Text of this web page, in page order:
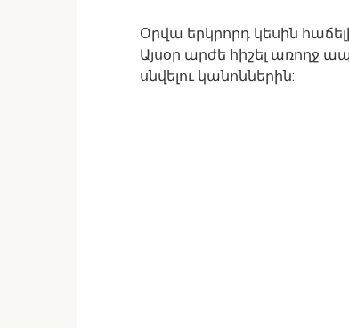
Օրվա երկրորդ կեսին
Այսօր արժե հիշել առողջ
սնվելու կանոններին: